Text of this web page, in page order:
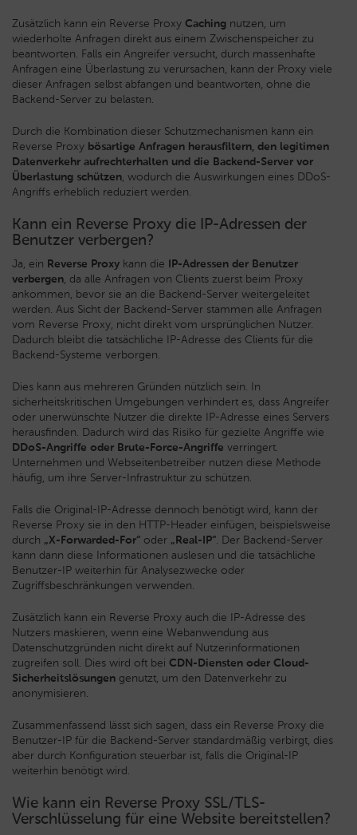
Zusätzlich kann ein Reverse Proxy Caching nutzen, um
wiederholte Anfragen direkt aus einem Zwischenspeicher zu
beantworten. Falls ein Angreifer versucht, durch massenhafte
Anfragen eine Überlastung zu verursachen, kann der Proxy viele
dieser Anfragen selbst abfangen und beantworten, ohne die
Backend-Server zu belasten.
Durch die Kombination dieser Schutzmechanismen kann ein
Reverse Proxy bösartige Anfragen herausfiltern, den legitimen
Datenverkehr aufrechterhalten und die Backend-Server vor
Überlastung schützen, wodurch die Auswirkungen eines DDoS-
Angriffs erheblich reduziert werden.
Kann ein Reverse Proxy die IP-Adressen der
Benutzer verbergen?
Ja, ein Reverse Proxy kann die IP-Adressen der Benutzer
verbergen, da alle Anfragen von Clients zuerst beim Proxy
ankommen, bevor sie an die Backend-Server weitergeleitet
werden. Aus Sicht der Backend-Server stammen alle Anfragen
vom Reverse Proxy, nicht direkt vom ursprünglichen Nutzer.
Dadurch bleibt die tatsächliche IP-Adresse des Clients für die
Backend-Systeme verborgen.
Dies kann aus mehreren Gründen nützlich sein. In
sicherheitskritischen Umgebungen verhindert es, dass Angreifer
oder unerwünschte Nutzer die direkte IP-Adresse eines Servers
herausfinden. Dadurch wird das Risiko für gezielte Angriffe wie
DDoS-Angriffe oder Brute-Force-Angriffe verringert.
Unternehmen und Webseitenbetreiber nutzen diese Methode
häufig, um ihre Server-Infrastruktur zu schützen.
Falls die Original-IP-Adresse dennoch benötigt wird, kann der
Reverse Proxy sie in den HTTP-Header einfügen, beispielsweise
durch „X-Forwarded-For“ oder „Real-IP“. Der Backend-Server
kann dann diese Informationen auslesen und die tatsächliche
Benutzer-IP weiterhin für Analysezwecke oder
Zugriffsbeschränkungen verwenden.
Zusätzlich kann ein Reverse Proxy auch die IP-Adresse des
Nutzers maskieren, wenn eine Webanwendung aus
Datenschutzgründen nicht direkt auf Nutzerinformationen
zugreifen soll. Dies wird oft bei CDN-Diensten oder Cloud-
Sicherheitslösungen genutzt, um den Datenverkehr zu
anonymisieren.
Zusammenfassend lässt sich sagen, dass ein Reverse Proxy die
Benutzer-IP für die Backend-Server standardmäßig verbirgt, dies
aber durch Konfiguration steuerbar ist, falls die Original-IP
weiterhin benötigt wird.
Wie kann ein Reverse Proxy SSL/TLS-
Verschlüsselung für eine Website bereitstellen?